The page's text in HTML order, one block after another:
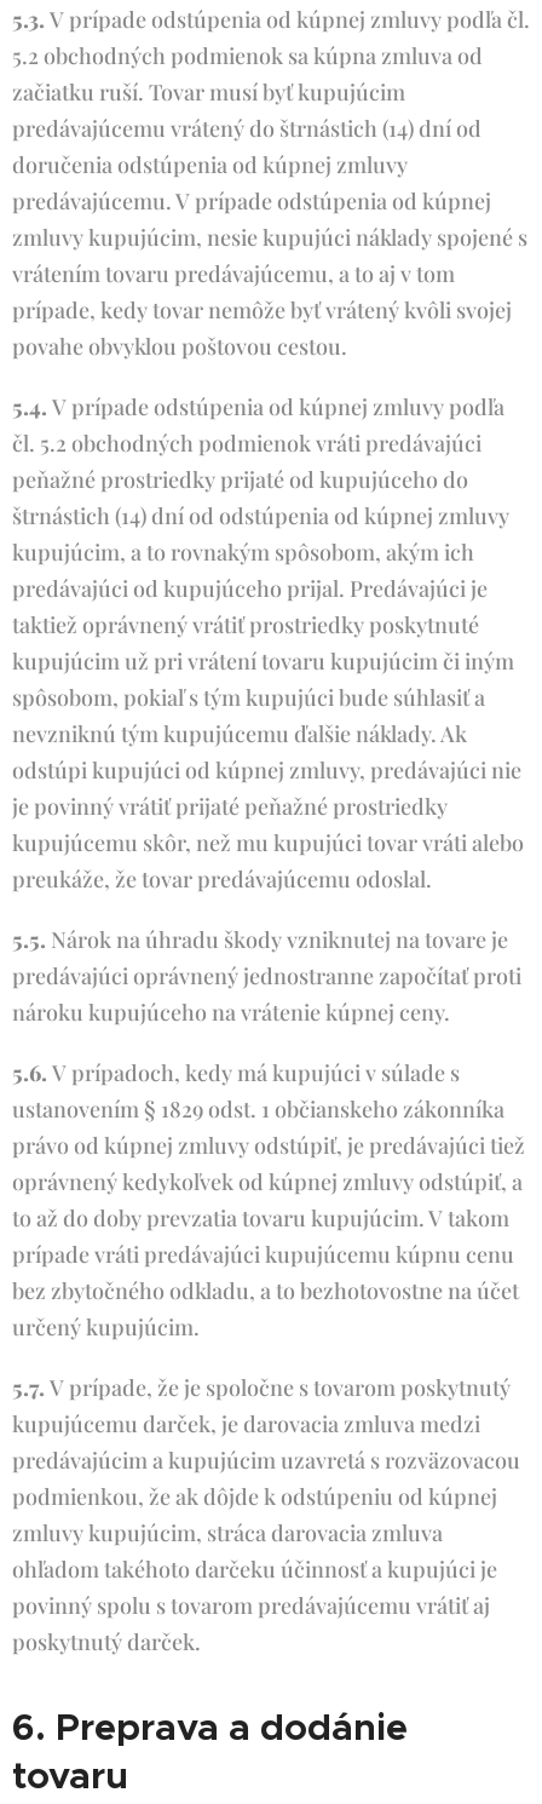
5.3. V prípade odstúpenia od kúpnej zmluvy podľa čl.
5.2 obchodných podmienok sa kúpna zmluva od
začiatku ruší. Tovar musí byť kupujúcim
predávajúcemu vrátený do štrnástich (14) dní od
doručenia odstúpenia od kúpnej zmluvy
predávajúcemu. V prípade odstúpenia od kúpnej
zmluvy kupujúcim, nesie kupujúci náklady spojené s
vrátením tovaru predávajúcemu, a to aj v tom
prípade, kedy tovar nemôže byť vrátený kvôli svojej
povahe obvyklou poštovou cestou.
5.4. V prípade odstúpenia od kúpnej zmluvy podľa
čl. 5.2 obchodných podmienok vráti predávajúci
peňažné prostriedky prijaté od kupujúceho do
štrnástich (14) dní od odstúpenia od kúpnej zmluvy
kupujúcim, a to rovnakým spôsobom, akým ich
predávajúci od kupujúceho prijal. Predávajúci je
taktiež oprávnený vrátiť prostriedky poskytnuté
kupujúcim už pri vrátení tovaru kupujúcim či iným
spôsobom, pokiaľ s tým kupujúci bude súhlasiť a
nevzniknú tým kupujúcemu ďalšie náklady. Ak
odstúpi kupujúci od kúpnej zmluvy, predávajúci nie
je povinný vrátiť prijaté peňažné prostriedky
kupujúcemu skôr, než mu kupujúci tovar vráti alebo
preukáže, že tovar predávajúcemu odoslal.
5.5. Nárok na úhradu škody vzniknutej na tovare je
predávajúci oprávnený jednostranne započítať proti
nároku kupujúceho na vrátenie kúpnej ceny.
5.6. V prípadoch, kedy má kupujúci v súlade s
ustanovením § 1829 odst. 1 občianskeho zákonníka
právo od kúpnej zmluvy odstúpiť, je predávajúci tiež
oprávnený kedykoľvek od kúpnej zmluvy odstúpiť, a
to až do doby prevzatia tovaru kupujúcim. V takom
prípade vráti predávajúci kupujúcemu kúpnu cenu
bez zbytočného odkladu, a to bezhotovostne na účet
určený kupujúcim.
5.7. V prípade, že je spoločne s tovarom poskytnutý
kupujúcemu darček, je darovacia zmluva medzi
predávajúcim a kupujúcim uzavretá s rozväzovacou
podmienkou, že ak dôjde k odstúpeniu od kúpnej
zmluvy kupujúcim, stráca darovacia zmluva
ohľadom takéhoto darčeku účinnosť a kupujúci je
povinný spolu s tovarom predávajúcemu vrátiť aj
poskytnutý darček.
6. Preprava a dodánie
tovaru